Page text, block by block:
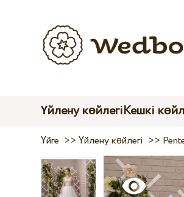
Үйлену көйлегіКешкі
Үйге >>Үйлену көйлегі >>